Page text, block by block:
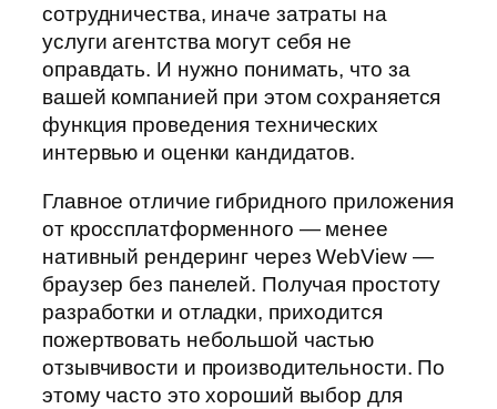
сотрудничества, иначе затраты на
услуги агентства могут себя не
оправдать. И нужно понимать, что за
вашей компанией при этом сохраняется
функция проведения технических
интервью и оценки кандидатов.
Главное отличие гибридного приложения
от кроссплатформенного — менее
нативный рендеринг через WebView —
браузер без панелей. Получая простоту
разработки и отладки, приходится
пожертвовать небольшой частью
отзывчивости и производительности. По
этому часто это хороший выбор для